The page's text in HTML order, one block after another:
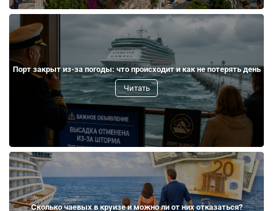
Порт закрыт из-за погоды: что происходит и как не потерять день
Читать
Сколько чаевых в круизе и можно ли от них отказаться?